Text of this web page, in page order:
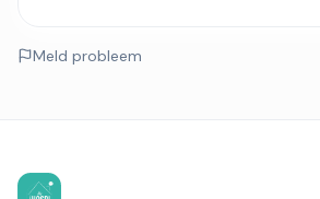
Meld probleem